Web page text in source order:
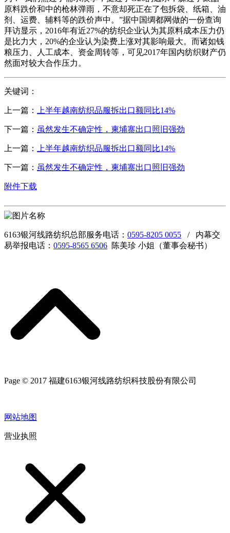
原料跌价和中的枪林弹雨，不意却死正在了包拆袋、纸箱、油
剂、运费、辅料等的跌价声中。”据中国绸都网做的一份查询
拜访显示，2016年有近27%的纺织企业认为其原料成本压力仍
是比力大，20%的企业认为染费上涨对其影响最大。而诸如钱
粮压力、人工成本、资金周转等，可见2017年国内纺织财产仍
然面对较大合作压力。
关键词：
上一篇： 上半年越南纺织品服拆出口额同比14%
下一篇： 虽然发生不确定性，柬埔寨出口照旧强劲
上一篇： 上半年越南纺织品服拆出口额同比14%
下一篇： 虽然发生不确定性，柬埔寨出口照旧强劲
附件下载
6163银河线路纺织总部服务电话： 0595-8205 0055 / 内幕交
易举报电话： 0595-8565 6506 陈美珍 小姐（董事会秘书）
Page © 2017 福建6163银河线路纺织科技股份有限公司
网站地图
营业执照